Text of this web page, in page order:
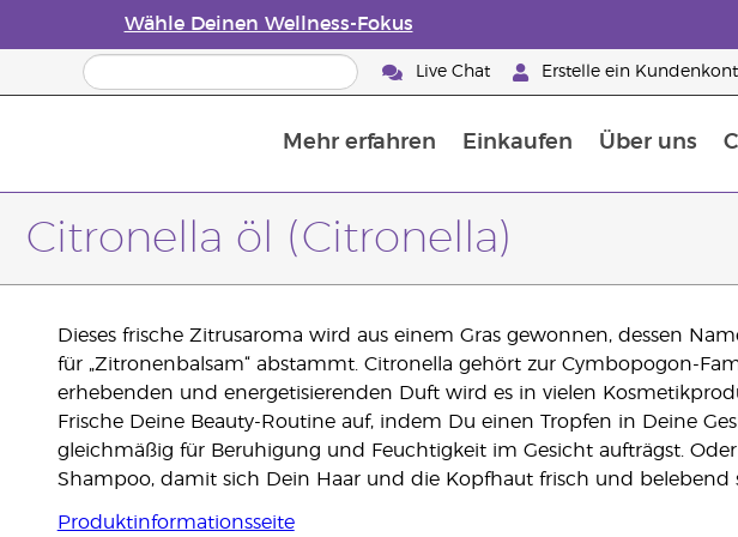
Wähle Deinen Wellness-Fokus
Live Chat Erstelle ein
Mehr erfahren Einkaufen Über uns
Citronella öl (Citronella)
Dieses frische Zitrusaroma wird aus einem Gras gewonnen, dessen
für „Zitronenbalsam“ abstammt. Citronella gehört zur Cymbopogon-
erhebenden und energetisierenden Duft wird es in vielen
Frische Deine Beauty-Routine auf, indem Du einen Tropfen in Deine
gleichmäßig für Beruhigung und Feuchtigkeit im Gesicht aufträgst.
Shampoo, damit sich Dein Haar und die Kopfhaut frisch und belebend
Produktinformationsseite